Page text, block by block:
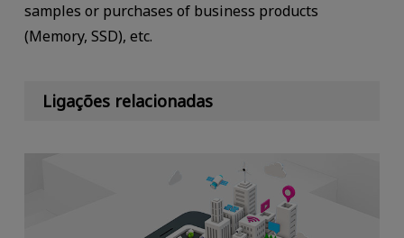
samples or purchases of business products
(Memory, SSD), etc.
Ligações relacionadas